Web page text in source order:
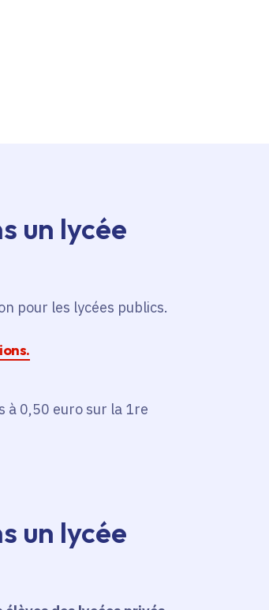
un lycée
pour les lycées publics.
à 0,50 euro sur la 1re
un lycée